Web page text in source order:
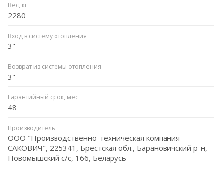
Вес, кг
2280
Вход в систему отопления
3"
Возврат из системы отопления
3"
Гарантийный срок, мес
48
Производитель
ООО "Производственно-техническая компания
САКОВИЧ", 225341, Брестская обл., Барановичский р-н,
Новомышский с/с, 166, Беларусь